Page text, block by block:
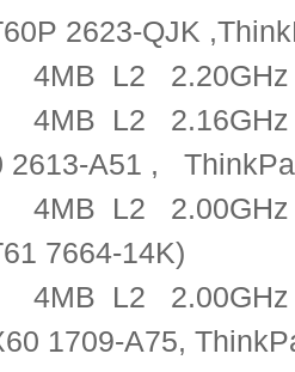
2623-QJK
4MB L2
4MB L2 2.16GHz
2613-A51 ,
4MB L2 2.00GHz
7664-14K)
4MB L2
1709-A75,